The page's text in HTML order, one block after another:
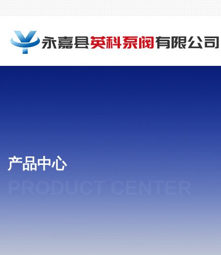
产品中心